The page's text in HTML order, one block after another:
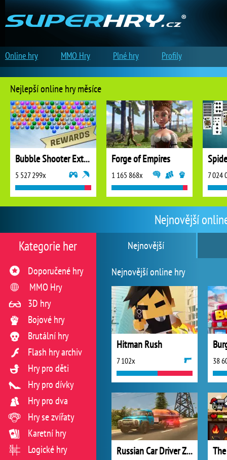
Nejnovější
Nejnovější
Nejnovější online hry
Hitman Rush
7 102x 38
Russian Car Driver ZIL 130
Kategorie her
Doporučené hry
MMO Hry
3D hry
Bojové hry
Brutální hry
Flash hry archiv
Hry pro děti
Hry pro dívky
Hry pro dva
Hry se zvířaty
Karetní hry
Logické hry
Nejlepší online hry měsíce
Bubble Shooter Extreme
5 527 299x
Forge of Empires
1 165 868x 7 024
Online hry MMO Hry Plné hry Profily